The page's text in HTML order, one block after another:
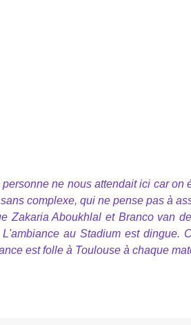
ne nous attendait ici car on
complexe, qui ne pense pas à
Zakaria Aboukhlal et Branco van
au Stadium est dingue.
est folle à Toulouse à chaque